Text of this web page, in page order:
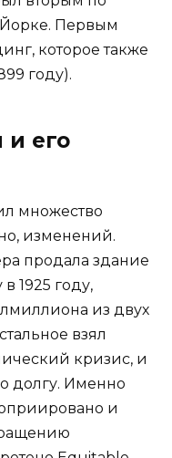
Первым
которое также
году).
и его
множество
изменений.
продала здание
1925 году,
из двух
взял
кризис, и
долгу. Именно
и